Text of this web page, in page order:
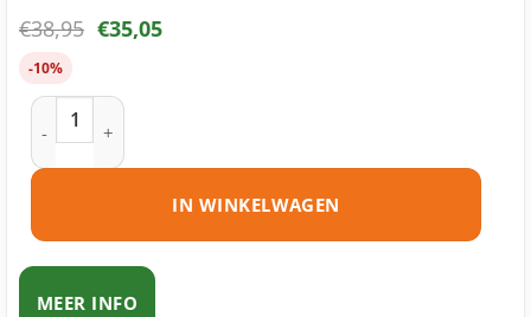
€38,95 €35,05
-10%
Brother TN-326 toner zwart huismerk aantal
IN WINKELWAGEN
MEER INFO